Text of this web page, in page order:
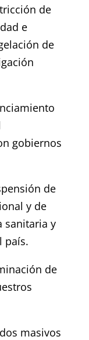
de
e
de
gobiernos
de
y de
sanitaria y
país.
de
masivos